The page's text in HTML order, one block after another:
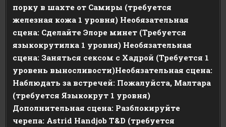
порку в шахте от Самиры (требуется
железная кожа 1 уровня) Необязательная
сцена: Сделайте Элоре минет (Требуется
языкокрутилка 1 уровня) Необязательная
сцена: Заняться сексом с Хадрой (Требуется 1
уровень выносливости)Необязательная сцена:
Наблюдать за встречей: Пожалуйста, Малтара
(требуется Языкокрут 1 уровня)
Дополнительная сцена: Разблокируйте
черепа: Astrid Handjob T&D (требуется